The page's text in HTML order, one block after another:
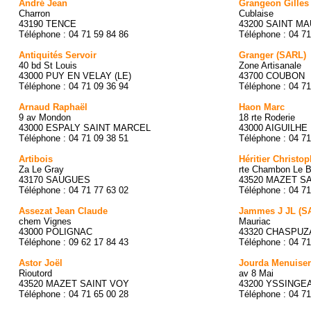
André Jean
Charron
43190 TENCE
Téléphone : 04 71 59 84 86
Antiquités Servoir
40 bd St Louis
43000 PUY EN VELAY (LE)
Téléphone : 04 71 09 36 94
Arnaud Raphaël
9 av Mondon
43000 ESPALY SAINT MARCEL
Téléphone : 04 71 09 38 51
Artibois
Za Le Gray
43170 SAUGUES
Téléphone : 04 71 77 63 02
Assezat Jean Claude
chem Vignes
43000 POLIGNAC
Téléphone : 09 62 17 84 43
Astor Joël
Rioutord
43520 MAZET SAINT VOY
Téléphone : 04 71 65 00 28
Grangeon Gilles
Cublaise
43200 SAINT
Téléphone : 04
Granger (SARL)
Zone Artisanale
43700 COUBON
Téléphone : 04
Haon Marc
18 rte Roderie
43000 AIGUILHE
Téléphone : 04
Héritier
rte Chambon Le
43520 MAZET
Téléphone : 04
Jammes J JL
Mauriac
43320
Téléphone : 04
Jourda
av 8 Mai
43200
Téléphone : 04